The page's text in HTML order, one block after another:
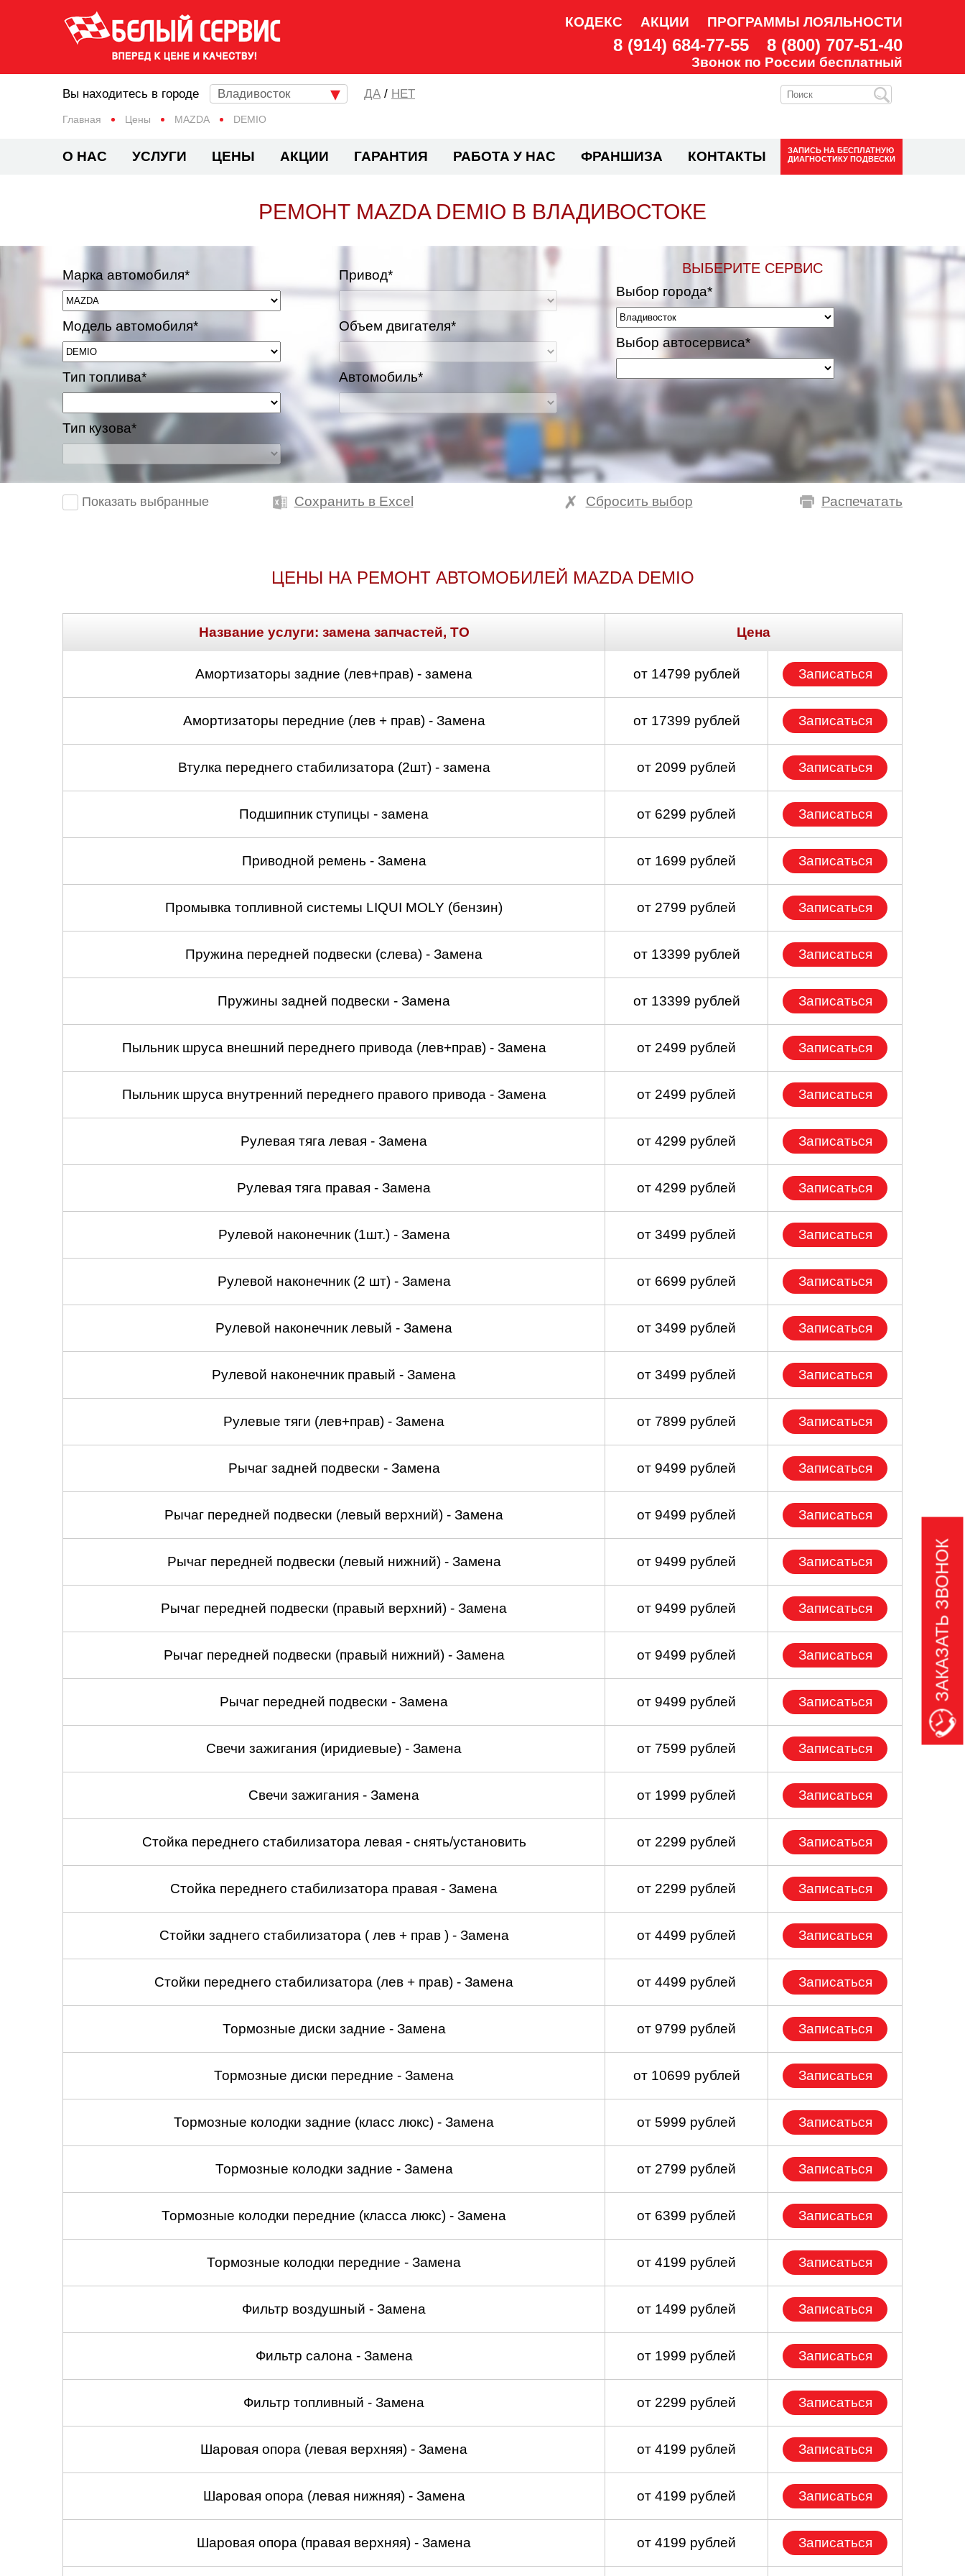
КОДЕКС АКЦИИ ПРОГРАММЫ ЛОЯЛЬНОСТИ
8 (914) 684-77-55 8 (800) 707-51-40
Звонок по России бесплатный
Главная Цены MAZDA DEMIO
Вы находитесь в городе Владивосток / НЕТ
О НАС УСЛУГИ ЦЕНЫ АКЦИИ ГАРАНТИЯ РАБОТА У НАС ФРАНШИЗА КОНТАКТЫ ЗАПИСЬ НА БЕСПЛАТНУЮ
ДИАГНОСТИКУ ПОДВЕСКИ
РЕМОНТ MAZDA DEMIO В ВЛАДИВОСТОКЕ
Марка автомобиля*
Модель автомобиля*
Тип топлива*
Тип кузова*
Привод*
Объем двигателя*
Автомобиль*
ВЫБЕРИТЕ СЕРВИС
Выбор города*
Выбор автосервиса*
Показать выбранные Сохранить в Excel Распечатать
Сбросить выбор
ЦЕНЫ НА РЕМОНТ АВТОМОБИЛЕЙ MAZDA DEMIO
Название услуги: замена запчастей, ТО Цена
Амортизаторы задние (лев+прав) - замена от 14799 рублей Записаться
Амортизаторы передние (лев + прав) - Замена от 17399 рублей Записаться
Втулка переднего стабилизатора (2шт) - замена от 2099 рублей Записаться
Подшипник ступицы - замена от 6299 рублей Записаться
Приводной ремень - Замена от 1699 рублей Записаться
Промывка топливной системы LIQUI MOLY (бензин) от 2799 рублей Записаться
Пружина передней подвески (слева) - Замена от 13399 рублей Записаться
Пружины задней подвески - Замена от 13399 рублей Записаться
Пыльник шруса внешний переднего привода (лев+прав) - Замена от 2499 рублей Записаться
Пыльник шруса внутренний переднего правого привода - Замена от 2499 рублей Записаться
Рулевая тяга левая - Замена от 4299 рублей Записаться
Рулевая тяга правая - Замена от 4299 рублей Записаться
Рулевой наконечник (1шт.) - Замена от 3499 рублей Записаться
Рулевой наконечник (2 шт) - Замена от 6699 рублей Записаться
Рулевой наконечник левый - Замена от 3499 рублей Записаться
Рулевой наконечник правый - Замена от 3499 рублей Записаться
Рулевые тяги (лев+прав) - Замена от 7899 рублей Записаться
Рычаг задней подвески - Замена от 9499 рублей Записаться
Рычаг передней подвески (левый верхний) - Замена от 9499 рублей Записаться
Рычаг передней подвески (левый нижний) - Замена от 9499 рублей Записаться
Рычаг передней подвески (правый верхний) - Замена от 9499 рублей Записаться
Рычаг передней подвески (правый нижний) - Замена от 9499 рублей Записаться
Рычаг передней подвески - Замена от 9499 рублей Записаться
Свечи зажигания (иридиевые) - Замена от 7599 рублей Записаться
Свечи зажигания - Замена от 1999 рублей Записаться
Стойка переднего стабилизатора левая - снять/установить от 2299 рублей Записаться
Стойка переднего стабилизатора правая - Замена от 2299 рублей Записаться
Стойки заднего стабилизатора ( лев + прав ) - Замена от 4499 рублей Записаться
Стойки переднего стабилизатора (лев + прав) - Замена от 4499 рублей Записаться
Тормозные диски задние - Замена от 9799 рублей Записаться
Тормозные диски передние - Замена от 10699 рублей Записаться
Тормозные колодки задние (класс люкс) - Замена от 5999 рублей Записаться
Тормозные колодки задние - Замена от 2799 рублей Записаться
Тормозные колодки передние (класса люкс) - Замена от 6399 рублей Записаться
Тормозные колодки передние - Замена от 4199 рублей Записаться
Фильтр воздушный - Замена от 1499 рублей Записаться
Фильтр салона - Замена от 1999 рублей Записаться
Фильтр топливный - Замена от 2299 рублей Записаться
Шаровая опора (левая верхняя) - Замена от 4199 рублей Записаться
Шаровая опора (левая нижняя) - Замена от 4199 рублей Записаться
Шаровая опора (правая верхняя) - Замена от 4199 рублей Записаться
ЗАКАЗАТЬ ЗВОНОК